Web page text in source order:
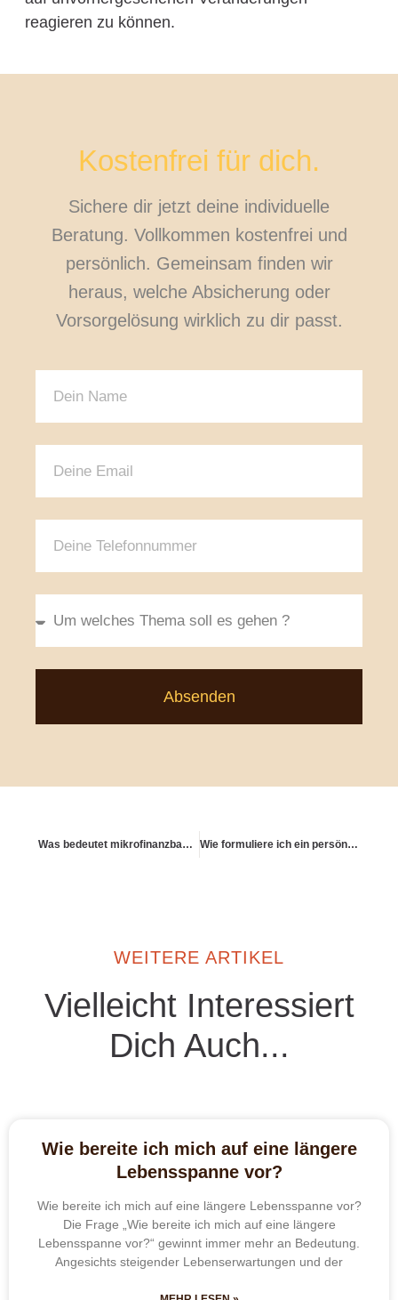
reagieren zu können.
Kostenfrei für dich.
Sichere dir jetzt deine individuelle
Beratung. Vollkommen kostenfrei und
persönlich. Gemeinsam finden wir
heraus, welche Absicherung oder
Vorsorgelösung wirklich zu dir passt.
Absenden
Was bedeutet mikrofinanzbasierte Altersvorsorge? Wie formuliere ich ein persönliches Vorsorge-Motto?
WEITERE ARTIKEL
Vielleicht Interessiert
Dich Auch...
Wie bereite ich mich auf eine längere
Lebensspanne vor?
Wie bereite ich mich auf eine längere Lebensspanne vor?
Die Frage „Wie bereite ich mich auf eine längere
Lebensspanne vor?“ gewinnt immer mehr an Bedeutung.
Angesichts steigender Lebenserwartungen und der